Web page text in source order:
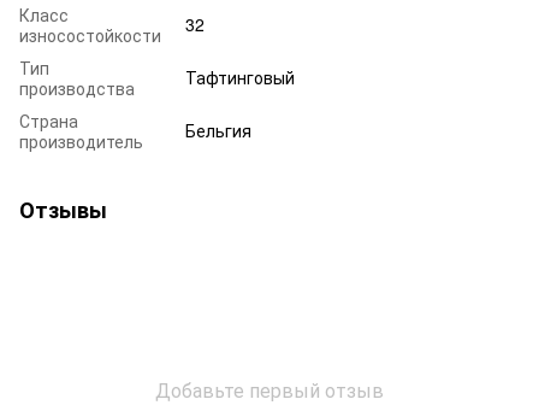
Класс
износостойкости
32
Тип
производства
Тафтинговый
Страна
производитель
Бельгия
Отзывы
Добавьте первый отзыв